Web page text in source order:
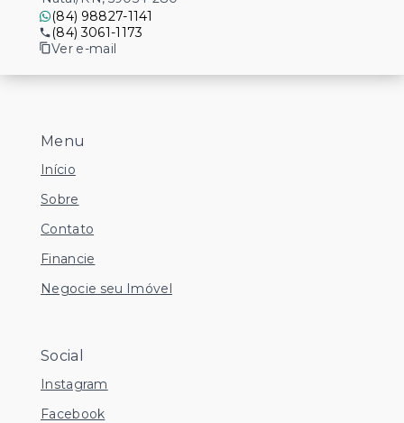
Menu
Início
Sobre
Contato
Financie
Negocie seu Imóvel
Social
Instagram
Facebook
(84) 98827-1141
(84) 3061-1173
Ver e-mail